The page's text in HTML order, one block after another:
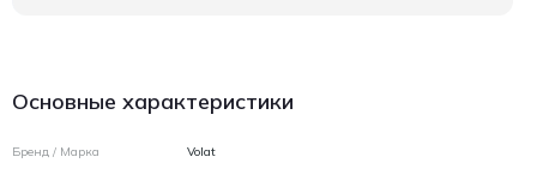
Основные характеристики
Бренд / Марка Volat